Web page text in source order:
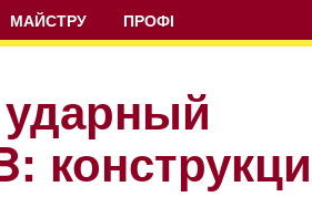
МАЙСТРУ ПРОФІ